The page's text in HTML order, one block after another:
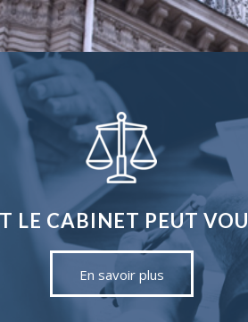
LE CABINET PEUT
En savoir plus